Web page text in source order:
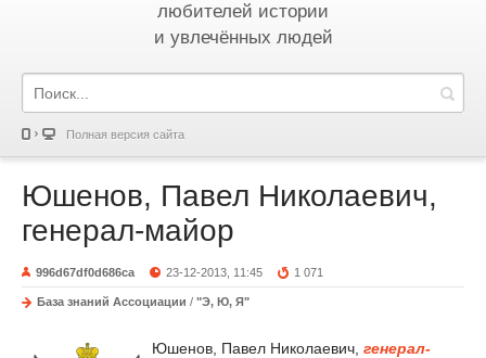
любителей истории
и увлечённых людей
Полная версия сайта
Юшенов, Павел Николаевич,
генерал-майор
996d67df0d686ca 23-12-2013, 11:45 1 071
База знаний Ассоциации / "Э, Ю, Я"
Юшенов, Павел Николаевич, генерал-